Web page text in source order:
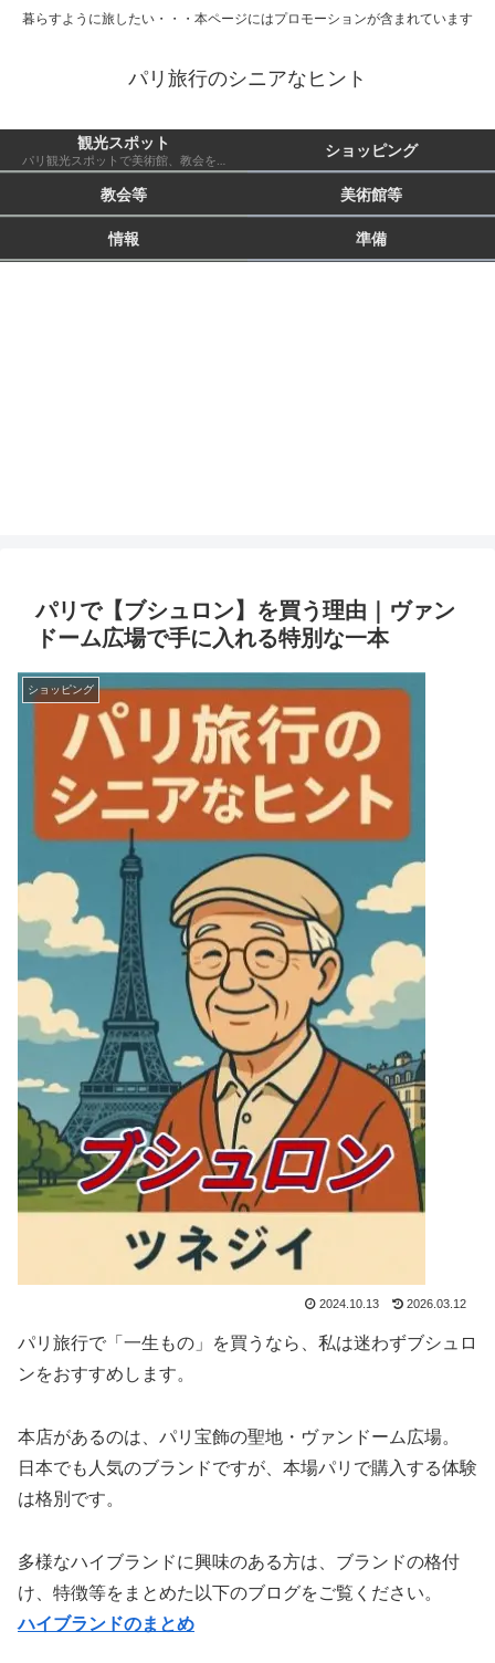
暮らすように旅したい・・・本ページにはプロモーションが含まれています
パリ旅行のシニアなヒント
観光スポット
パリ観光スポットで美術館、教会を除いたもの 市外も含む
ショッピング
教会等 美術館等
情報 準備
パリで【ブシュロン】を買う理由｜ヴァン
ドーム広場で手に入れる特別な一本
ショッピング
2024.10.13 2026.03.12
パリ旅行で「一生もの」を買うなら、私は迷わずブシュロ
ンをおすすめします。
本店があるのは、パリ宝飾の聖地・ヴァンドーム広場。
日本でも人気のブランドですが、本場パリで購入する体験
は格別です。
多様なハイブランドに興味のある方は、ブランドの格付
け、特徴等をまとめた以下のブログをご覧ください。
ハイブランドのまとめ